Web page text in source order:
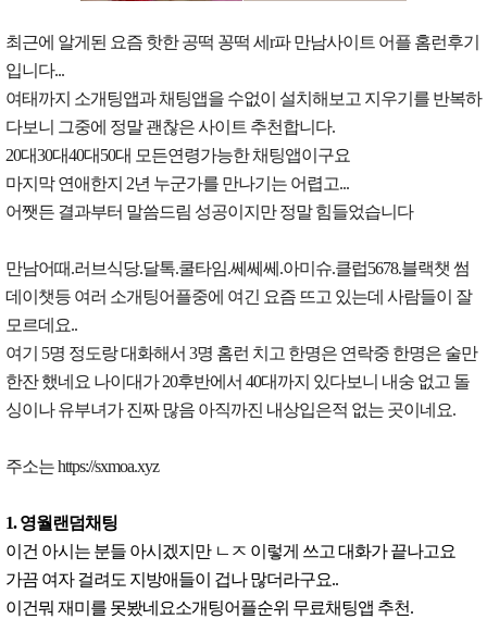
최근에 알게된 요즘 핫한 공떡 꽁떡 세r파 만남사이트 어플 홈런후기
입니다...
여태까지 소개팅앱과 채팅앱을 수없이 설치해보고 지우기를 반복하
다보니 그중에 정말 괜찮은 사이트 추천합니다.
20대30대40대50대 모든연령가능한 채팅앱이구요
마지막 연애한지 2년 누군가를 만나기는 어렵고...
어쨋든 결과부터 말씀드림 성공이지만 정말 힘들었습니다
만남어때.러브식당.달톡.쿨타임.쎄쎄쎄.아미슈.클럽5678.블랙챗 썸
데이챗등 여러 소개팅어플중에 여긴 요즘 뜨고 있는데 사람들이 잘
모르데요..
여기 5명 정도랑 대화해서 3명 홈런 치고 한명은 연락중 한명은 술만
한잔 했네요 나이대가 20후반에서 40대까지 있다보니 내숭 없고 돌
싱이나 유부녀가 진짜 많음 아직까진 내상입은적 없는 곳이네요.
주소는 https://sxmoa.xyz
1. 영월랜덤채팅
이건 아시는 분들 아시겠지만 ㄴㅈ 이렇게 쓰고 대화가 끝나고요
가끔 여자 걸려도 지방애들이 겁나 많더라구요..
이건뭐 재미를 못봤네요소개팅어플순위 무료채팅앱 추천.